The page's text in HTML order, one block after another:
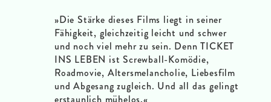
»Die Stärke dieses Films liegt in seiner
Fähigkeit, gleich­zeitig leicht und schwer
und noch viel mehr zu sein. Denn TICKET
INS LEBEN ist Screwball-Komödie,
Roadmovie, Alters­me­lan­cholie, Liebes­film
und Abgesang zugleich. Und all das gelingt